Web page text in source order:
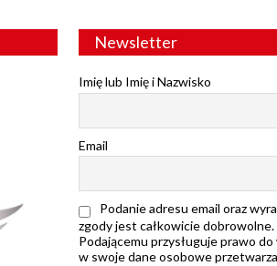
Newsletter
Imię lub Imię i Nazwisko
Email
Podanie adresu email oraz
zgody jest całkowicie dobrowolne.
Podającemu przysługuje prawo do
w swoje dane osobowe